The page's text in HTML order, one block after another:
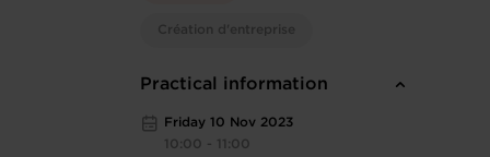
Création d'entreprise
Practical information
Friday 10 Nov 2023
10:00 - 11:00